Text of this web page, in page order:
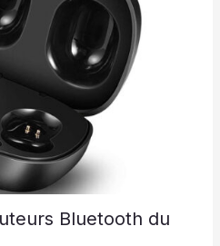
Bluetooth du